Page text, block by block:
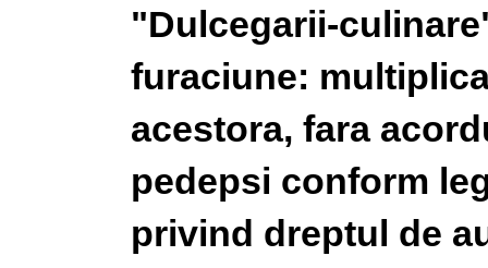
"Dulcegarii-
furaciune:
acestora, fara
pedepsi conform
privind dreptul de